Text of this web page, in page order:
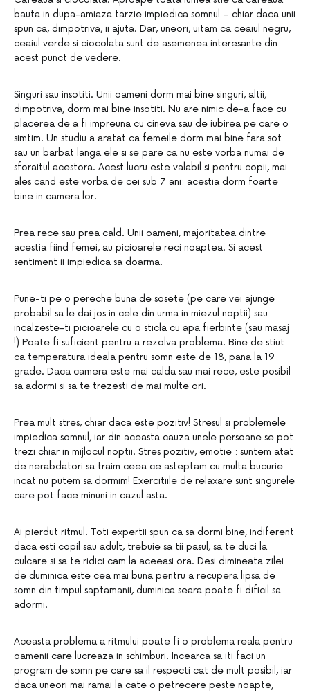
bauta in dupa-amiaza tarzie impiedica somnul – chiar daca unii
spun ca, dimpotriva, ii ajuta. Dar, uneori, uitam ca ceaiul negru,
ceaiul verde si ciocolata sunt de asemenea interesante din
acest punct de vedere.
Singuri sau insotiti. Unii oameni dorm mai bine singuri, altii,
dimpotriva, dorm mai bine insotiti. Nu are nimic de-a face cu
placerea de a fi impreuna cu cineva sau de iubirea pe care o
simtim. Un studiu a aratat ca femeile dorm mai bine fara sot
sau un barbat langa ele si se pare ca nu este vorba numai de
sforaitul acestora. Acest lucru este valabil si pentru copii, mai
ales cand este vorba de cei sub 7 ani: acestia dorm foarte
bine in camera lor.
Prea rece sau prea cald. Unii oameni, majoritatea dintre
acestia fiind femei, au picioarele reci noaptea. Si acest
sentiment ii impiedica sa doarma.
Pune-ti pe o pereche buna de sosete (pe care vei ajunge
probabil sa le dai jos in cele din urma in miezul noptii) sau
incalzeste-ti picioarele cu o sticla cu apa fierbinte (sau masaj
!) Poate fi suficient pentru a rezolva problema. Bine de stiut
ca temperatura ideala pentru somn este de 18, pana la 19
grade. Daca camera este mai calda sau mai rece, este posibil
sa adormi si sa te trezesti de mai multe ori.
Prea mult stres, chiar daca este pozitiv! Stresul si problemele
impiedica somnul, iar din aceasta cauza unele persoane se pot
trezi chiar in mijlocul noptii. Stres pozitiv, emotie : suntem atat
de nerabdatori sa traim ceea ce asteptam cu multa bucurie
incat nu putem sa dormim! Exercitiile de relaxare sunt singurele
care pot face minuni in cazul asta.
Ai pierdut ritmul. Toti expertii spun ca sa dormi bine, indiferent
daca esti copil sau adult, trebuie sa tii pasul, sa te duci la
culcare si sa te ridici cam la aceeasi ora. Desi dimineata zilei
de duminica este cea mai buna pentru a recupera lipsa de
somn din timpul saptamanii, duminica seara poate fi dificil sa
adormi.
Aceasta problema a ritmului poate fi o problema reala pentru
oamenii care lucreaza in schimburi. Incearca sa iti faci un
program de somn pe care sa il respecti cat de mult posibil, iar
daca uneori mai ramai la cate o petrecere peste noapte,